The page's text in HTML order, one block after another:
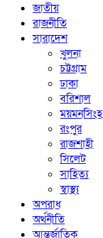
জাতীয়
রাজনীতি
সারাদেশ
খুলনা
চট্টগ্রাম
ঢাকা
বরিশাল
ময়মনসিংহ
রংপুর
রাজশাহী
সিলেট
সাহিত্য
স্বাস্থ্য
অপরাধ
অর্থনীতি
আন্তর্জাতিক